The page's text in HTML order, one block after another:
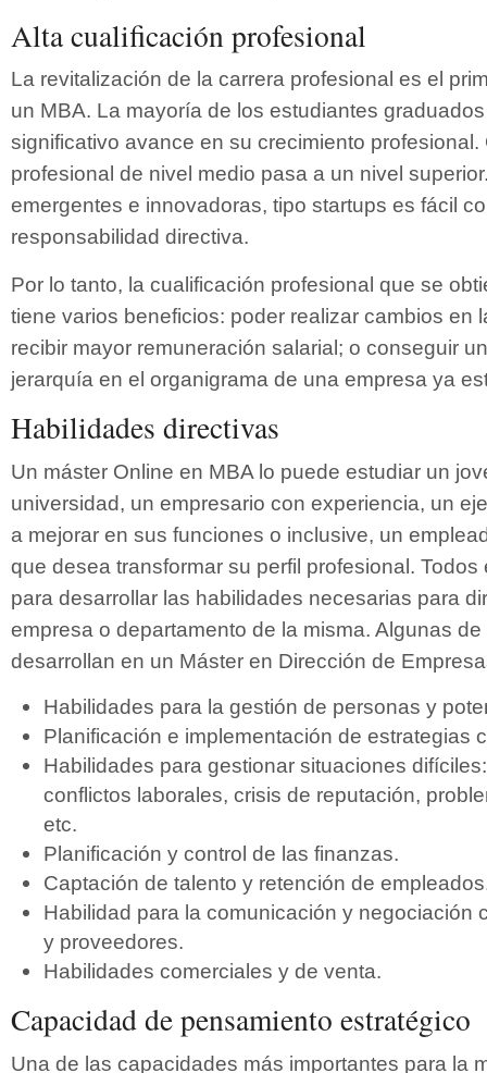
Alta cualificación profesional
La revitalización de la carrera profesional es el
un MBA. La mayoría de los estudiantes
significativo avance en su crecimiento
profesional de nivel medio pasa a un nivel
emergentes e innovadoras, tipo startups es fácil
responsabilidad directiva.
Por lo tanto, la cualificación profesional que se
tiene varios beneficios: poder realizar cambios en
recibir mayor remuneración salarial; o conseguir
jerarquía en el organigrama de una empresa ya
Habilidades directivas
Un máster Online en MBA lo puede estudiar un
universidad, un empresario con experiencia, un
a mejorar en sus funciones o inclusive, un
que desea transformar su perfil profesional.
para desarrollar las habilidades necesarias para
empresa o departamento de la misma. Algunas
desarrollan en un Máster en Dirección de
Habilidades para la gestión de personas y
Planificación e implementación de estrategias
Habilidades para gestionar situaciones
conflictos laborales, crisis de reputación,
etc.
Planificación y control de las finanzas.
Captación de talento y retención de
Habilidad para la comunicación y negociación
y proveedores.
Habilidades comerciales y de venta.
Capacidad de pensamiento estratégico
Una de las capacidades más importantes para la